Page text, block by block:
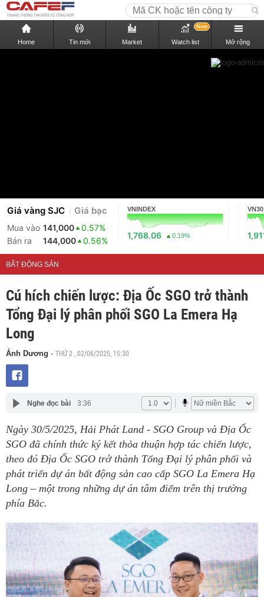
Home Tin mới Market Watch list
New
Mở rộng
Giá vàng SJC Giá bạc
Mua vào 141,000
0.57%
Bán ra
144,000 0.56%
VNINDEX
1,768.06 0.19%
VN30
BẤT ĐỘNG SẢN
Cú hích chiến lược: Địa Ốc SGO trở thành
Tổng Đại lý phân phối SGO La Emera Hạ
Long
Ánh Dương - THỨ 2 , 02/06/2025, 15:30
Nghe đọc bài 3:36
Ngày 30/5/2025, Hải Phát Land - SGO Group và Địa Ốc
SGO đã chính thức ký kết thỏa thuận hợp tác chiến lược,
theo đó Địa Ốc SGO trở thành Tổng Đại lý phân phối và
phát triển dự án bất động sản cao cấp SGO La Emera Hạ
Long – một trong những dự án tâm điểm trên thị trường
phía Bắc.